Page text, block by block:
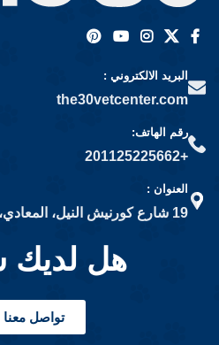
البريد الالكتروني :
the30vetcenter.com
رقم الهاتف:
+201125225662
العنوان :
19 شارع كورنيش النيل، المعادي، محافظة القاهرة
هل لديك
تواصل معنا